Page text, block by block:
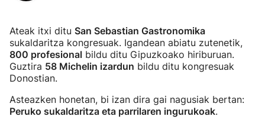
Ateak itxi ditu San Sebastian Gastronomika
sukaldaritza kongresuak. Igandean abiatu zutenetik,
800 profesional bildu ditu Gipuzkoako hiriburuan.
Guztira 58 Michelin izardun bildu ditu kongresuak
Donostian.
Asteazken honetan, bi izan dira gai nagusiak bertan:
Peruko sukaldaritza eta parrilaren ingurukoak.